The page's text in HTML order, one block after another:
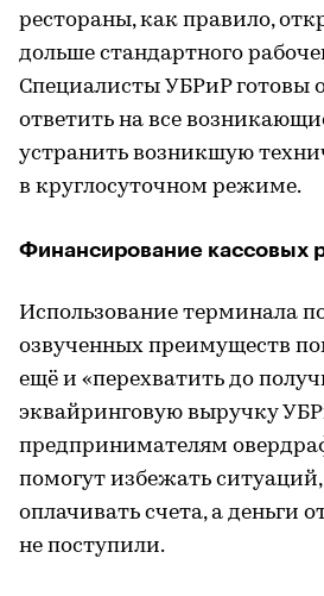
рестораны, как правило,
дольше стандартного
Специалисты УБРиР готовы
ответить на все
устранить возникшую
в круглосуточном режиме.
Финансирование кассовых
Использование терминала
озвученных преимуществ
ещё и «перехватить до
эквайринговую выручку
предпринимателям
помогут избежать
оплачивать счета, а деньги
не поступили.